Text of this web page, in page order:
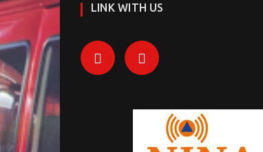
LINK WITH US